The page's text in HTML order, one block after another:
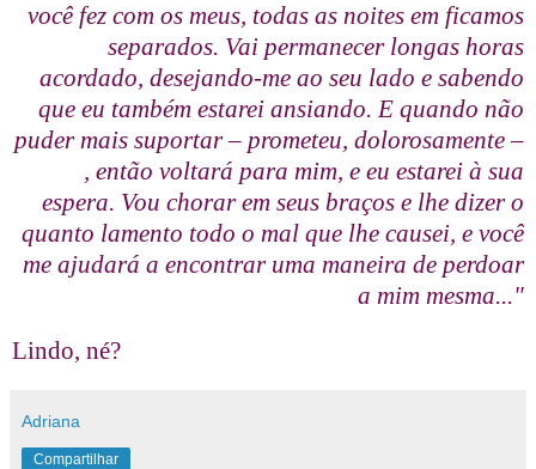
você fez com os meus, todas as noites em ficamos
separados. Vai permanecer longas horas
acordado, desejando-me ao seu lado e sabendo
que eu também estarei ansiando. E quando não
puder mais suportar – prometeu, dolorosamente –
, então voltará para mim, e eu estarei à sua
espera. Vou chorar em seus braços e lhe dizer o
quanto lamento todo o mal que lhe causei, e você
me ajudará a encontrar uma maneira de perdoar
a mim mesma..."
Lindo, né?
Adriana
Compartilhar